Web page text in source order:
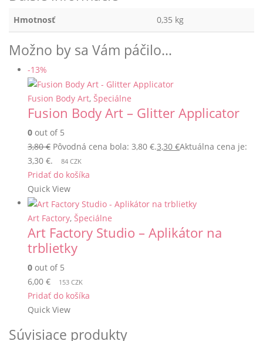
Hmotnosť 0,35 kg
Možno by sa Vám páčilo…
-13%
Fusion Body Art, Špeciálne
Fusion Body Art – Glitter Applicator
0 out of 5
3,80€ Pôvodná cena bola: 3,80 €.3,30 €Aktuálna cena je:
3,30 €.
84 CZK
Pridať do košíka
Quick View
Art Factory, Špeciálne
Art Factory Studio – Aplikátor na
trblietky
0 out of 5
6,00 € 153 CZK
Pridať do košíka
Quick View
Súvisiace produkty